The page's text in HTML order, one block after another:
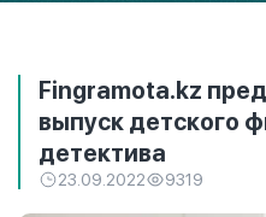
Fingramota.kz
выпуск детского
детектива
23.09.2022 9319